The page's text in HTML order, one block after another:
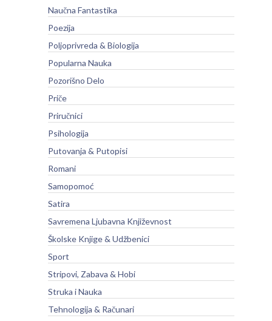
Naučna Fantastika
Poezija
Poljoprivreda & Biologija
Popularna Nauka
Pozorišno Delo
Priče
Priručnici
Psihologija
Putovanja & Putopisi
Romani
Samopomoć
Satira
Savremena Ljubavna Književnost
Školske Knjige & Udžbenici
Sport
Stripovi, Zabava & Hobi
Struka i Nauka
Tehnologija & Računari